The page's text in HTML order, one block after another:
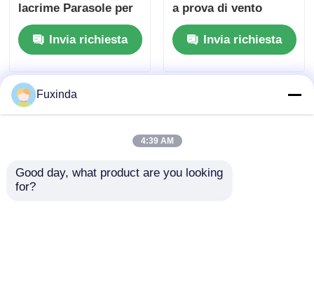
lacrime Parasole per
auto Ombra per
ombrello Protezione
UV Ombra solare
Invia richiesta
a prova di vento
Creativo con 16
robuste costole di
fibra di vetro
Invia richiesta
Fuxinda
4:39 AM
Good day, what product are you looking
for?